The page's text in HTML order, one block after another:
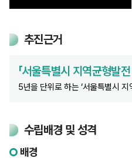
추진근거
「서울특별시 지역균형발
5년을 단위로 하는 ‘서울특별시
수립배경 및 성격
배경